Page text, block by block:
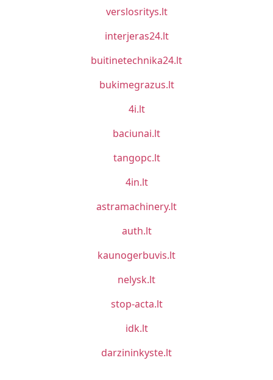
verslosritys.lt
interjeras24.lt
buitinetechnika24.lt
bukimegrazus.lt
4i.lt
baciunai.lt
tangopc.lt
4in.lt
astramachinery.lt
auth.lt
kaunogerbuvis.lt
nelysk.lt
stop-acta.lt
idk.lt
darzininkyste.lt